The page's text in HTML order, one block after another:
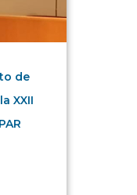
de
XXII